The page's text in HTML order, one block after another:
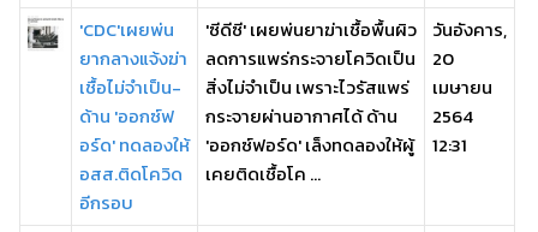
'CDC'เผยพ่น
ยากลางแจ้งฆ่า
เชื้อไม่จำเป็น-
ด้าน 'ออกซ์ฟ
อร์ด' ทดลองให้
อสส.ติดโควิด
อีกรอบ
'ซีดีซี' เผยพ่นยาฆ่าเชื้อพื้นผิว
ลดการแพร่กระจายโควิดเป็น
สิ่งไม่จำเป็น เพราะไวรัสแพร่
กระจายผ่านอากาศได้ ด้าน
'ออกซ์ฟอร์ด' เล็งทดลองให้ผู้
เคยติดเชื้อโค ...
วันอังคาร,
20
เมษายน
2564
12:31